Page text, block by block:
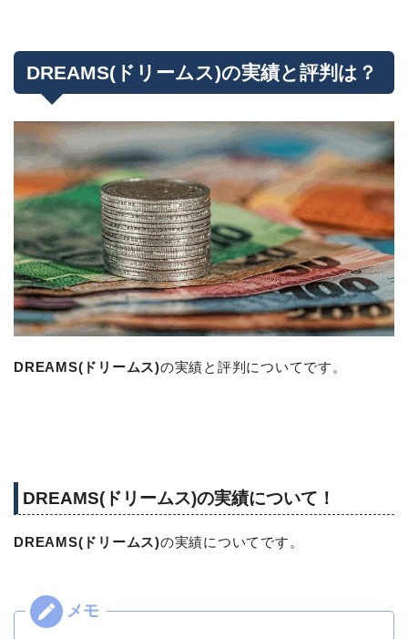
DREAMS(ドリームス)の実績と評判は？
DREAMS(ドリームス)の実績と評判についてです。
DREAMS(ドリームス)の実績について！
DREAMS(ドリームス)の実績についてです。